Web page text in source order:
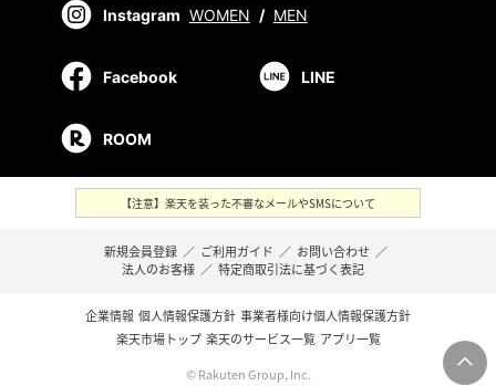
Instagram WOMEN / MEN
Facebook LINE
ROOM
【注意】楽天を装った不審なメールやSMSについて
新規会員登録 ／ ご利用ガイド ／ お問い合わせ ／
法人のお客様 ／ 特定商取引法に基づく表記
企業情報 個人情報保護方針 事業者様向け個人情報保護方針
楽天市場トップ 楽天のサービス一覧 アプリ一覧
© Rakuten Group, Inc.